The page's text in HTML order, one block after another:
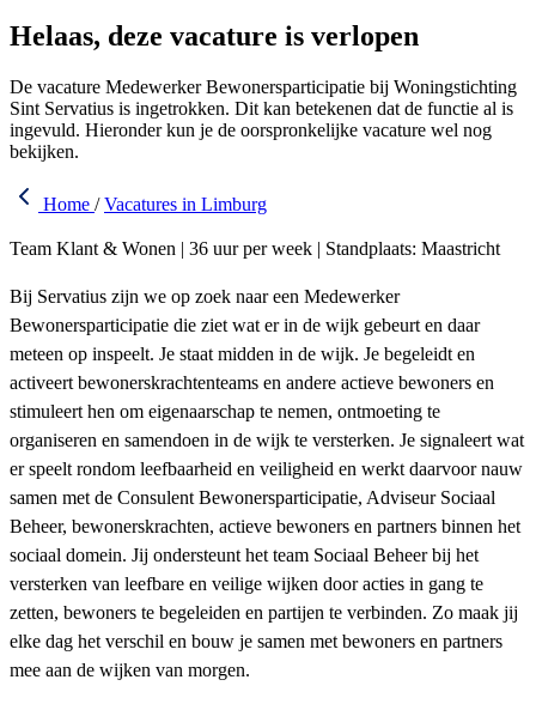
Helaas, deze vacature is verlopen
De vacature Medewerker Bewonersparticipatie bij Woningstichting
Sint Servatius is ingetrokken. Dit kan betekenen dat de functie al is
ingevuld. Hieronder kun je de oorspronkelijke vacature wel nog
bekijken.
Home / Vacatures in Limburg
Team Klant & Wonen | 36 uur per week | Standplaats: Maastricht
Bij Servatius zijn we op zoek naar een Medewerker
Bewonersparticipatie die ziet wat er in de wijk gebeurt en daar
meteen op inspeelt. Je staat midden in de wijk. Je begeleidt en
activeert bewonerskrachtenteams en andere actieve bewoners en
stimuleert hen om eigenaarschap te nemen, ontmoeting te
organiseren en samendoen in de wijk te versterken. Je signaleert wat
er speelt rondom leefbaarheid en veiligheid en werkt daarvoor nauw
samen met de Consulent Bewonersparticipatie, Adviseur Sociaal
Beheer, bewonerskrachten, actieve bewoners en partners binnen het
sociaal domein. Jij ondersteunt het team Sociaal Beheer bij het
versterken van leefbare en veilige wijken door acties in gang te
zetten, bewoners te begeleiden en partijen te verbinden. Zo maak jij
elke dag het verschil en bouw je samen met bewoners en partners
mee aan de wijken van morgen.